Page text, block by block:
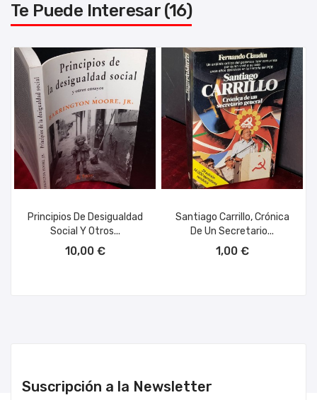
Te Puede Interesar (16)
Principios De Desigualdad
Social Y Otros...
10,00 €
Santiago Carrillo, Crónica
De Un Secretario...
1,00 €
Suscripción a la Newsletter